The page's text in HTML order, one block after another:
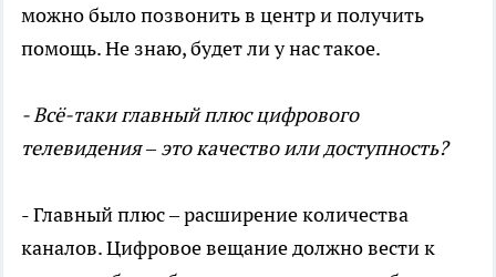
можно было позвонить в центр и получить
помощь. Не знаю, будет ли у нас такое.
- Всё-таки главный плюс цифрового
телевидения – это качество или доступность?
- Главный плюс – расширение количества
каналов. Цифровое вещание должно вести к